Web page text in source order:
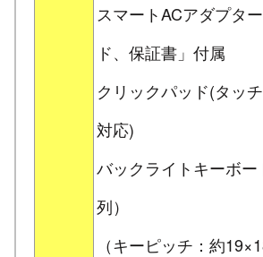
スマートACアダプタ
ド、保証書」付属
クリックパッド(タッ
対応)
バックライトキーボ
列）
（キーピッチ：約